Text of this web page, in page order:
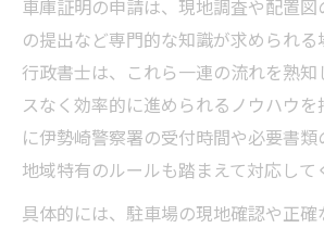
車庫証明の申請は、現地調査や配置
の提出など専門的な知識が求められる
行政書士は、これら一連の流れを熟知
スなく効率的に進められるノウハウを
に伊勢崎警察署の受付時間や必要書類
地域特有のルールも踏まえて対応して
具体的には、駐車場の現地確認や正確